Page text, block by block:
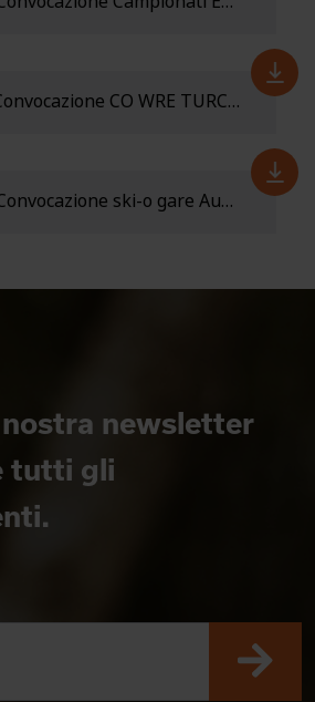
2261.19 Convocazione CO WRE TURCHIA 20 febb.01 marzo 2019
2254.19_Convocazione ski-o gare Austria
newsletter
tutti gli